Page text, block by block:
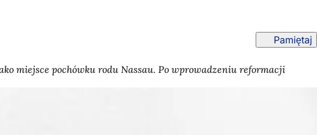
Pamiętaj
miejsce pochówku rodu Nassau. Po wprowadzeniu reformacji